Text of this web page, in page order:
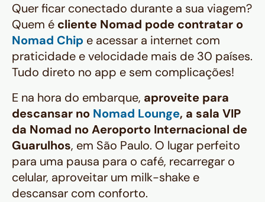
Quer ficar conectado durante a sua viagem?
Quem é cliente Nomad pode contratar o
Nomad Chip e acessar a internet com
praticidade e velocidade mais de 30 países.
Tudo direto no app e sem complicações!
E na hora do embarque, aproveite para
descansar no Nomad Lounge, a sala VIP
da Nomad no Aeroporto Internacional de
Guarulhos, em São Paulo. O lugar perfeito
para uma pausa para o café, recarregar o
celular, aproveitar um milk-shake e
descansar com conforto.